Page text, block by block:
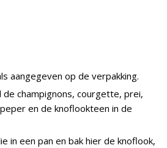
aangegeven op de verpakking.
de champignons, courgette, prei,
en de knoflookteen in de
in een pan en bak hier de knoflook,